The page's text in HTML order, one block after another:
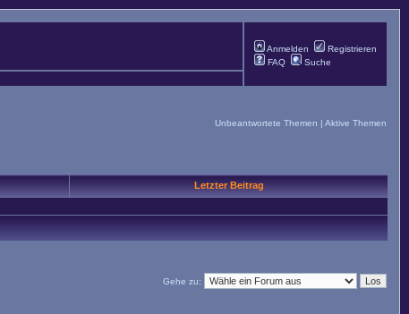
Anmelden
Registrieren
FAQ
Suche
Unbeantwortete Themen | Aktive Themen
Letzter Beitrag
Gehe zu: